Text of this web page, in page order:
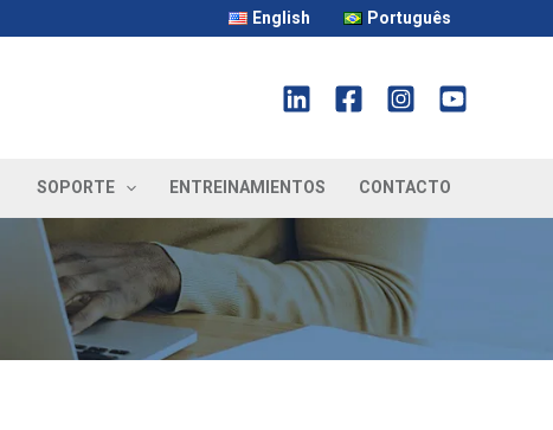
English Português
SOPORTE ENTREINAMIENTOS CONTACTO